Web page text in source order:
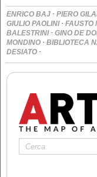
ENRICO BAJ · PIERO
GIULIO PAOLINI · FAUSTO
BALESTRINI · GINO DE
MONDINO · BIBLIOTECA
DESIATO ·